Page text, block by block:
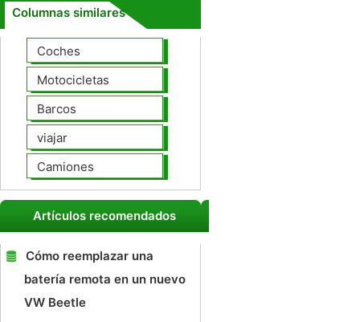
Columnas similares
Coches
Motocicletas
Barcos
viajar
Camiones
Artículos recomendados
Cómo reemplazar una
batería remota en un nuevo
VW Beetle